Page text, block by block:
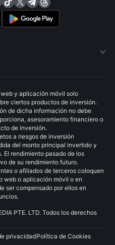

y aplicación móvil solo
ciertos productos de inversión.
de dicha información no debe
asesoramiento financiero o
de inversión.
a riesgos de inversión
del monto principal invertido y
El rendimiento pasado de los
de su rendimiento futuro.
o afiliados de terceros coloquen
web o aplicación móvil o en
ser compensado por ellos en
PTE. LTD. Todos los derechos
privacidadPolítica de Cookies